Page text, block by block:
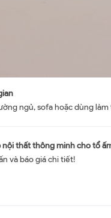
ngủ, sofa hoặc dùng
thất thông minh cho tổ
và báo giá chi tiết!